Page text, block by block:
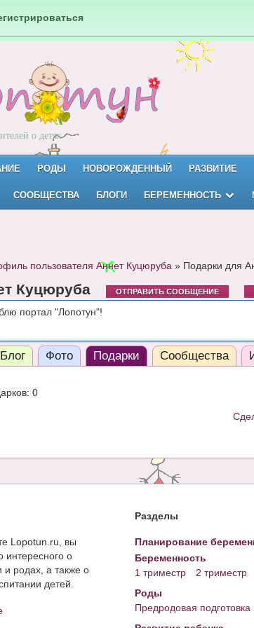
о детях
РОДЫ НОВОРОЖДЕННЫЙ РАЗВИТИЕ
СООБЩЕСТВА БЛОГИ БЕРЕМЕННОСТЬ
пользователя Аннет Куцюруба » Подарки для
Куцюруба ОТПРАВИТЬ СООБЩЕНИЕ
портал "Лопотун"!
Блог Фото Подарки Сообщества
0
Lopotun.ru, вы
интересного о
и родах, а также о
детей.
Разделы
Планирование
Беременность
1 триместр
2 триместр
Роды
Предродовая подготовка